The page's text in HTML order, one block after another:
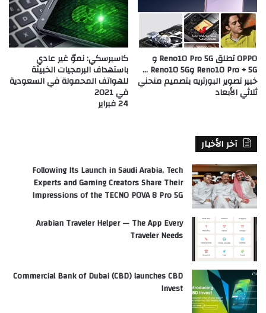
OPPO تطلق Reno10 Pro 5G و
Reno10 Pro + 5G وReno10 5G …
خبير تصوير البورتريه بتصميم منحني
ثلاثي الأبعاد
كاسبرسكي: نموّ غير عادي
باستهداف البرمجيات الخبيثة
للهواتف المحمولة في السعودية
في 2021
24 فبراير
آخر الأخبار
Following Its Launch in Saudi Arabia, Tech
Experts and Gaming Creators Share Their
Impressions of the TECNO POVA 8 Pro 5G
Arabian Traveler Helper — The App Every
Traveler Needs
Commercial Bank of Dubai (CBD) launches CBD
Invest